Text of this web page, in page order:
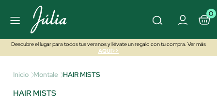
0
Descubre el lugar para todos tus veranos y llévate un regalo con tu compra. Ver más
AQUÍ>>
Inicio Montale HAIR MISTS
HAIR MISTS